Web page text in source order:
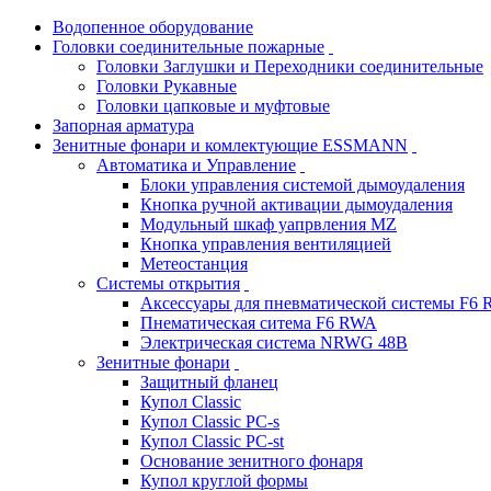
Водопенное оборудование
Головки соединительные пожарные
Головки Заглушки и Переходники соединительные
Головки Рукавные
Головки цапковые и муфтовые
Запорная арматура
Зенитные фонари и комлектующие ESSMANN
Автоматика и Управление
Блоки управления системой дымоудаления
Кнопка ручной активации дымоудаления
Модульный шкаф уапрвления MZ
Кнопка управления вентиляцией
Метеостанция
Системы открытия
Аксессуары для пневматической системы F6
Пнематическая ситема F6 RWA
Электрическая система NRWG 48В
Зенитные фонари
Защитный фланец
Купол Classic
Купол Classic PC-s
Купол Classic PC-st
Основание зенитного фонаря
Купол круглой формы